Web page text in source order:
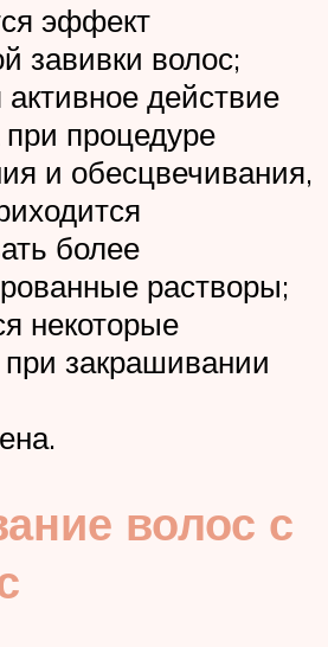
эффект
завивки волос;
активное действие
при процедуре
и обесцвечивания,
более
растворы;
некоторые
при закрашивании
волос с